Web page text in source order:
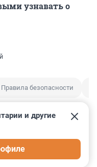
узнавать о
Правила безопасности
и другие